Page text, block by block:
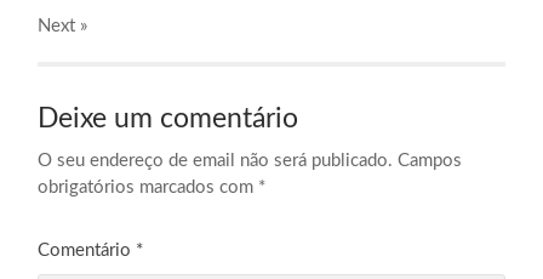
Next »
Deixe um comentário
O seu endereço de email não será publicado. Campos
obrigatórios marcados com *
Comentário *